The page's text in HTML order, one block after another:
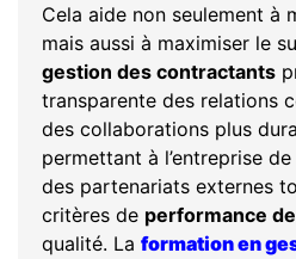
Cela aide non seulement à
mais aussi à maximiser le
gestion des contractants
transparente des relations
des collaborations plus
permettant à l’entreprise
des partenariats externes
critères de performance
qualité. La formation en